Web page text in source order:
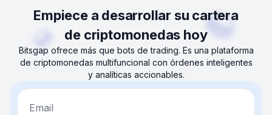
Empiece a desarrollar su cartera
de criptomonedas hoy
Bitsgap ofrece más que bots de trading. Es una plataforma
de criptomonedas multifuncional con órdenes inteligentes
y analíticas accionables.
Email